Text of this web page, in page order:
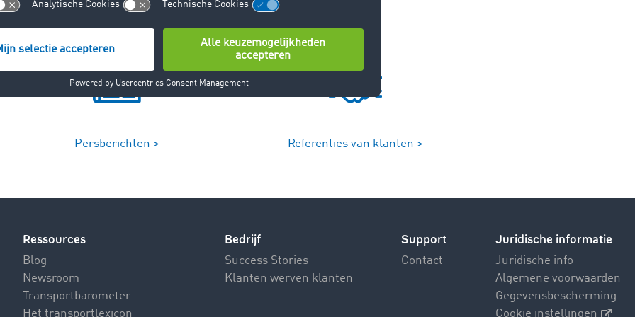
Persberichten > Referenties van klanten >
Ressources
Blog
Newsroom
Transportbarometer
Het transportlexicon
Bedrijf
Success Stories
Klanten werven klanten
Support
Contact
Juridische informatie
Juridische info
Algemene voorwaarden
Gegevensbescherming
Cookie instellingen